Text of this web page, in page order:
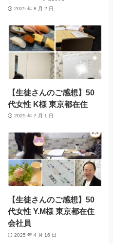
2025 年 8 月 2 日
【生徒さんのご感想】50
代女性 K様 東京都在住
2025 年 7 月 1 日
【生徒さんのご感想】50
代女性 Y.M様 東京都在住
会社員
2025 年 4 月 16 日